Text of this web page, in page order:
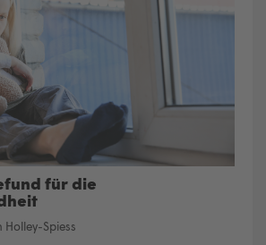
für die
Holley-Spiess